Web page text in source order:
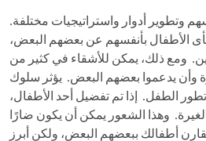
وتطوير أدوار واستراتيجيات مختلفة.
الأطفال بأنفسهم عن بعضهم البعض،
ومع ذلك، يمكن للأشقاء في كثير من
وأن يدعموا بعضهم البعض. يؤثر سلوك
الطفل. إذا تم تفضيل أحد الأطفال،
وهذا الشعور يمكن أن يكون ضارًا
أطفالك ببعضهم البعض، ولكن أبرز